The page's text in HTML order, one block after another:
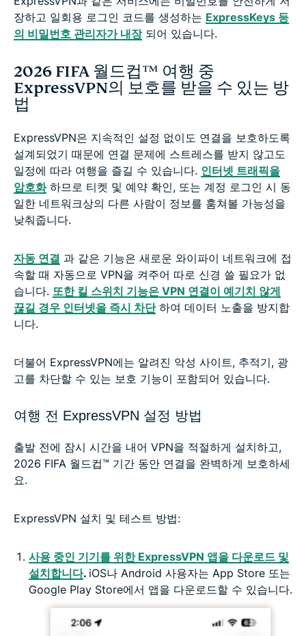
장하고 일회용 로그인 코드를 생성하는 ExpressKeys 등
의 비밀번호 관리자가 내장되어 있습니다.
2026 FIFA 월드컵™ 여행 중
ExpressVPN의 보호를 받을 수 있는 방
법
ExpressVPN은 지속적인 설정 없이도 연결을 보호하도록
설계되었기 때문에 연결 문제에 스트레스를 받지 않고도
일정에 따라 여행을 즐길 수 있습니다. 인터넷 트래픽을
암호화하므로 티켓 및 예약 확인, 또는 계정 로그인 시 동
일한 네트워크상의 다른 사람이 정보를 훔쳐볼 가능성을
낮춰줍니다.
자동 연결 과 같은 기능은 새로운 와이파이 네트워크에 접
속할 때 자동으로 VPN을 켜주어 따로 신경 쓸 필요가 없
습니다. 또한 킬 스위치 기능은 VPN 연결이 예기치 않게
끊길 경우 인터넷을 즉시 차단하여 데이터 노출을 방지합
니다.
더불어 ExpressVPN에는 알려진 악성 사이트, 추적기, 광
고를 차단할 수 있는 보호 기능이 포함되어 있습니다.
여행 전 ExpressVPN 설정 방법
출발 전에 잠시 시간을 내어 VPN을 적절하게 설치하고,
2026 FIFA 월드컵™ 기간 동안 연결을 완벽하게 보호하세
요.
ExpressVPN 설치 및 테스트 방법:
사용 중인 기기를 위한 ExpressVPN 앱을 다운로드 및
설치합니다. iOS나 Android 사용자는 App Store 또는
Google Play Store에서 앱을 다운로드할 수 있습니다.